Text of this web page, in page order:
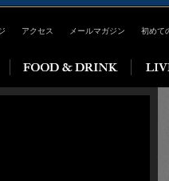
アクセス メールマガジン 初めて